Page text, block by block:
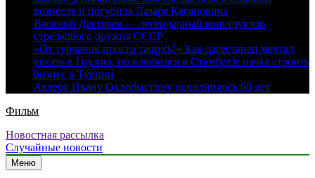
вознесла и погубила Лазаря Кагановича
Василий Дегтярев — легендарный конструктор
стрелкового оружия СССР
«От турчанок просто тащусь!» Как дагестанец мечтал
уехать в Грузию, но влюбился в Стамбул и начал строить
бизнес в Турции
Актеру Ивану Охлобыстину исполнилось 60 лет
Фильм
Новостная рассылка
Случайные новости
Меню